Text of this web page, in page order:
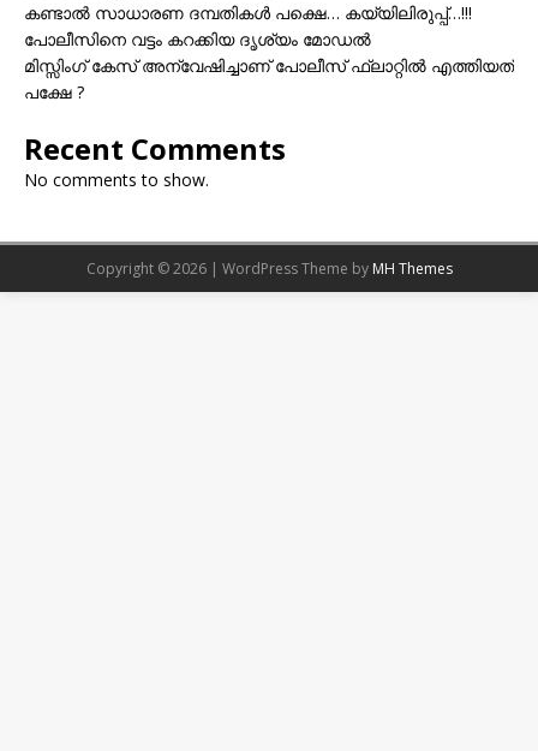
കണ്ടാൽ സാധാരണ ദമ്പതികൾ പക്ഷെ… കയ്യിലിരുപ്പ്…!!!
പോലീസിനെ വട്ടം കറക്കിയ ദൃശ്യം മോഡല്‍
മിസ്സിംഗ് കേസ് അന്വേഷിച്ചാണ് പോലീസ് ഫ്ലാറ്റിൽ എത്തിയത്
പക്ഷേ ?
Recent Comments
No comments to show.
Copyright © 2026 | WordPress Theme by MH Themes